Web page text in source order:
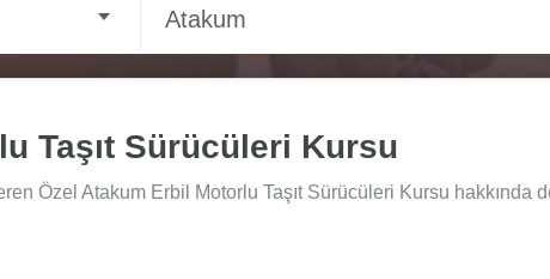
Atakum
Taşıt Sürücüleri Kursu
Özel Atakum Erbil Motorlu Taşıt Sürücüleri Kursu hakkında